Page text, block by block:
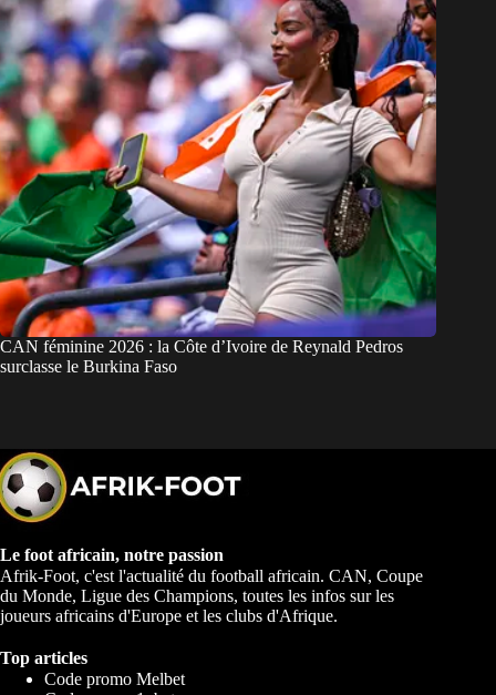
CAN féminine 2026 : la Côte d’Ivoire de Reynald Pedros
surclasse le Burkina Faso
Le foot africain, notre passion
Afrik-Foot, c'est l'actualité du football africain. CAN, Coupe
du Monde, Ligue des Champions, toutes les infos sur les
joueurs africains d'Europe et les clubs d'Afrique.
Top articles
Code promo Melbet